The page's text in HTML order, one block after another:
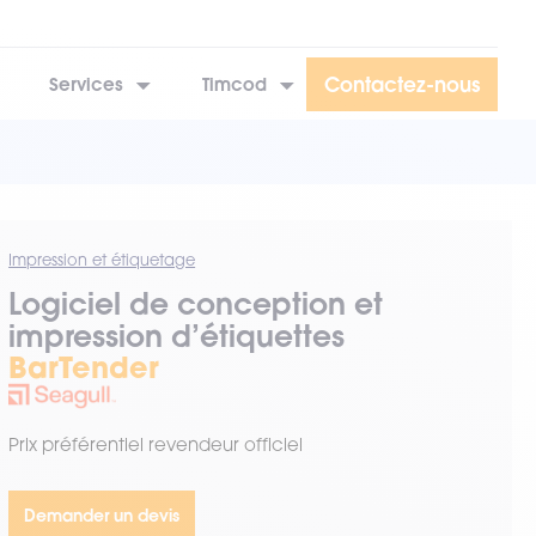
Services Timcod Contactez-nous
Impression et étiquetage
Logiciel de conception et
impression d’étiquettes
BarTender
Prix préférentiel revendeur officiel
Demander un devis